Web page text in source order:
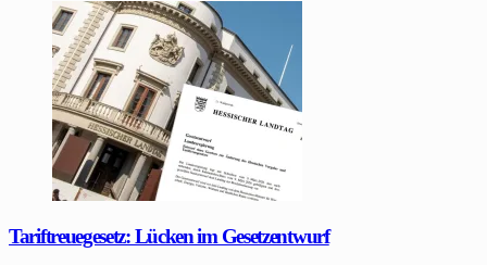
Tariftreuegesetz: Lücken im Gesetzentwurf